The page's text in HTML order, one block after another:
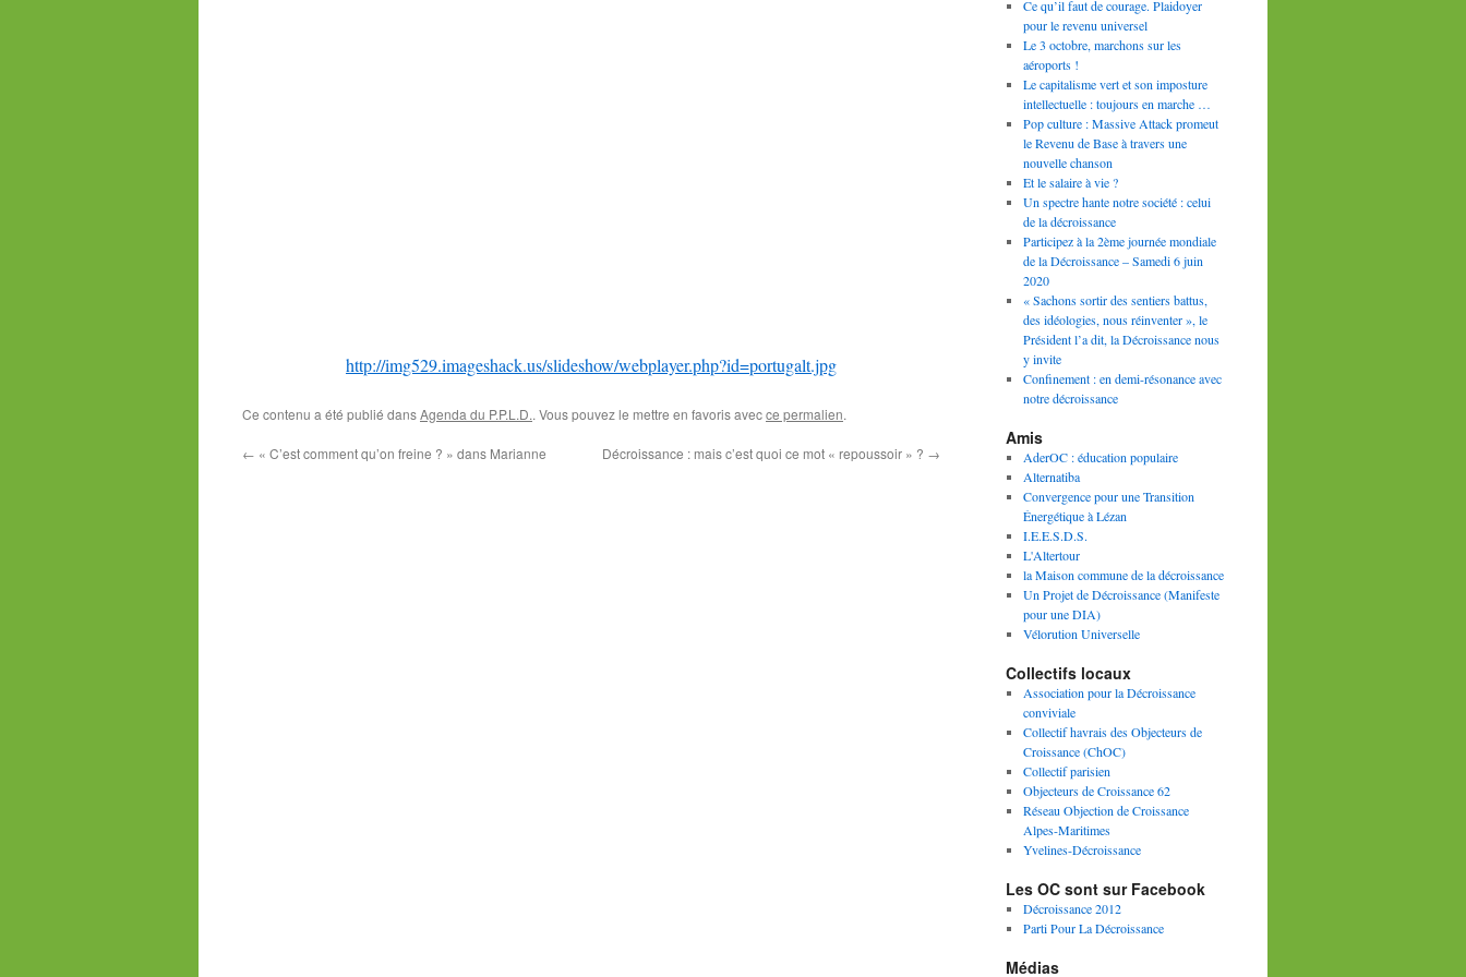
http://img529.imageshack.us/slideshow/webplayer.php?id=portugalt.jpg
Ce contenu a été publié dansAgenda du P.P.L.D.. Vous pouvez le mettre en favoris avecce permalien.
← « C’est comment qu’on freine ? » dans Marianne Décroissance : mais c’est quoi ce mot « repoussoir » ? →
Ce qu’il faut de courage. Plaidoyer
pour le revenu universel
Le 3 octobre, marchons sur les
aéroports !
Le capitalisme vert et son imposture
intellectuelle : toujours en marche …
Pop culture : Massive Attack promeut
le Revenu de Base à travers une
nouvelle chanson
Et le salaire à vie ?
Un spectre hante notre société : celui
de la décroissance
Participez à la 2ème journée mondiale
de la Décroissance – Samedi 6 juin
2020
« Sachons sortir des sentiers battus,
des idéologies, nous réinventer », le
Président l’a dit, la Décroissance nous
y invite
Confinement : en demi-résonance avec
notre décroissance
Amis
AderOC : éducation populaire
Alternatiba
Convergence pour une Transition
Énergétique à Lézan
I.E.E.S.D.S.
L'Altertour
la Maison commune de la décroissance
Un Projet de Décroissance (Manifeste
pour une DIA)
Vélorution Universelle
Collectifs locaux
Association pour la Décroissance
conviviale
Collectif havrais des Objecteurs de
Croissance (ChOC)
Collectif parisien
Objecteurs de Croissance 62
Réseau Objection de Croissance
Alpes-Maritimes
Yvelines-Décroissance
Les OC sont sur Facebook
Décroissance 2012
Parti Pour La Décroissance
Médias